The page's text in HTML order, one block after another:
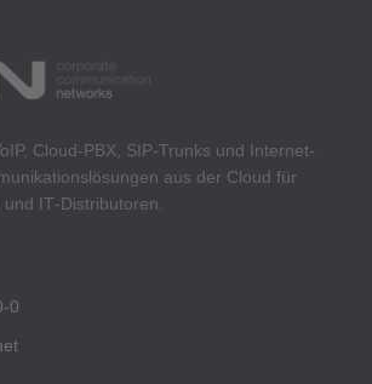
Cloud-PBX, SIP-Trunks und Internet-
aus der Cloud für
IT‑Distributoren.
0